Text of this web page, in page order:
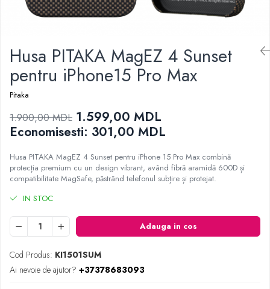
Gratare electrice
Aparat de Spălat Geamuri
Aparate de curatat cu abur
Aspiratoare
Aspiratoare portabile
Aspiratoare robot
Aparate de ras
Aparate de tuns
Cantare de podea
Perii de coafat
Periute de dinti electrice si Irigatoare
Uscatoare de par
Ingrijirea hainelor
Televizoare
Boxe cu Fir
Boxe Portabile
Boxe Smart
FM Modulatoare
Microfoane
Radio Portabile
Adaptoare
Routere Wi-Fi
Gaming
Accesorii si Articole Gaming
Console Gaming
Husa PITAKA MagEZ 4 Sunset
pentru iPhone15 Pro Max
Pitaka
1.900,00 MDL 1.599,00 MDL
Economisesti: 301,00 MDL
Husa PITAKA MagEZ 4 Sunset pentru iPhone 15 Pro Max combină
protecția premium cu un design vibrant, având fibră aramidă 600D și
compatibilitate MagSafe, păstrând telefonul subțire și protejat.
IN STOC
Adauga in cos
Cod Produs: KI1501SUM
Ai nevoie de ajutor? +37378683093